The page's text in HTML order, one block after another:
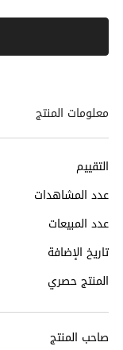
معلومات المنتج
التقييم
عدد المشاهدات
عدد المبيعات
تاريخ الإضافة
المنتج حصري
صاحب المنتج